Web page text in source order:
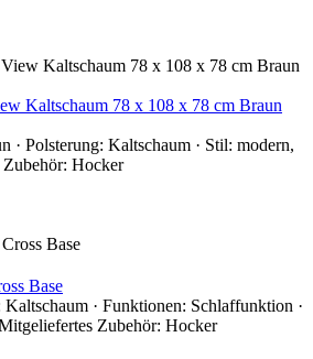
Kaltschaum 78 x 108 x 78 cm Braun
· Polsterung: Kaltschaum · Stil: modern,
Zubehör: Hocker
Base
Kaltschaum · Funktionen: Schlaffunktion ·
Zubehör: Hocker